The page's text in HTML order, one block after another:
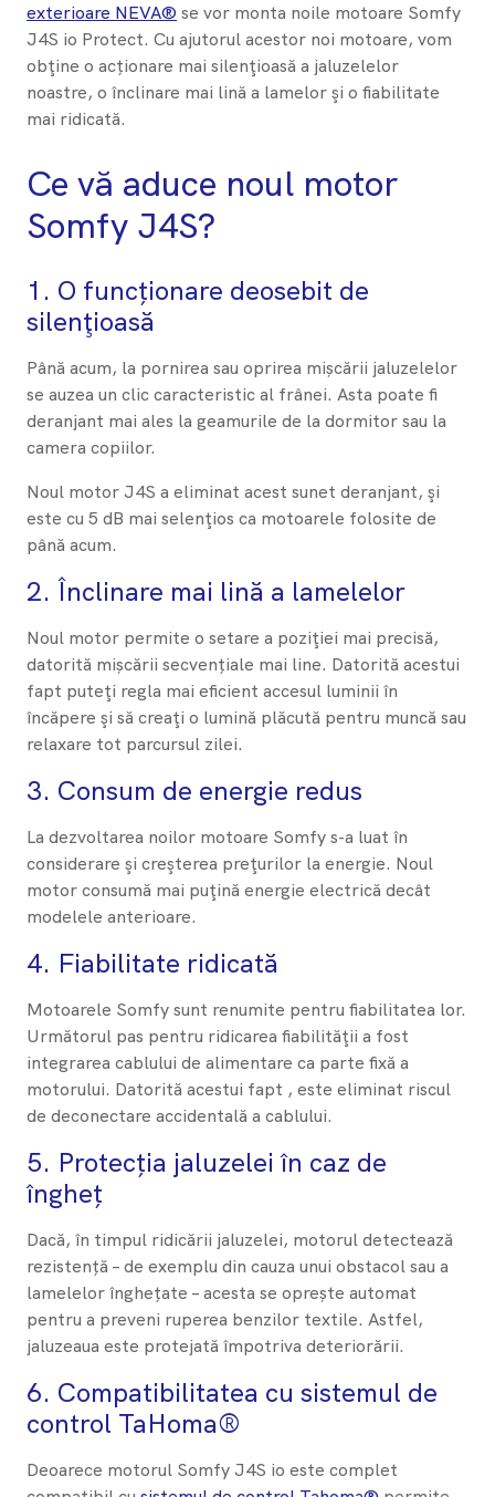
exterioare NEVA® se vor monta noile motoare Somfy
J4S io Protect. Cu ajutorul acestor noi motoare, vom
obţine o acționare mai silenţioasă a jaluzelelor
noastre, o înclinare mai lină a lamelor şi o fiabilitate
mai ridicată.
Ce vă aduce noul motor
Somfy J4S?
1. O funcționare deosebit de
silenţioasă
Până acum, la pornirea sau oprirea mișcării jaluzelelor
se auzea un clic caracteristic al frânei. Asta poate fi
deranjant mai ales la geamurile de la dormitor sau la
camera copiilor.
Noul motor J4S a eliminat acest sunet deranjant, şi
este cu 5 dB mai selenţios ca motoarele folosite de
până acum.
2. ​Înclinare mai lină a lamelelor
Noul motor permite o setare a poziţiei mai precisă,
datorită mișcării secvențiale mai line. Datorită acestui
fapt puteţi regla mai eficient accesul luminii în
încăpere şi să creaţi o lumină plăcută pentru muncă sau
relaxare tot parcursul zilei.
3. Consum de energie redus
La dezvoltarea noilor motoare Somfy s-a luat în
considerare şi creşterea preţurilor la energie. Noul
motor consumă mai puţină energie electrică decât
modelele anterioare.
4. Fiabilitate ridicată
Motoarele Somfy sunt renumite pentru fiabilitatea lor.
Următorul pas pentru ridicarea fiabilităţii a fost
integrarea cablului de alimentare ca parte fixă a
motorului. Datorită acestui fapt , este eliminat riscul
de deconectare accidentală a cablului.
5. Protecția jaluzelei în caz de
îngheț
Dacă, în timpul ridicării jaluzelei, motorul detectează
rezistență – de exemplu din cauza unui obstacol sau a
lamelelor înghețate – acesta se oprește automat
pentru a preveni ruperea benzilor textile. Astfel,
jaluzeaua este protejată împotriva deteriorării.
6. ​Compatibilitatea cu sistemul de
control TaHoma®
Deoarece motorul Somfy J4S io este complet